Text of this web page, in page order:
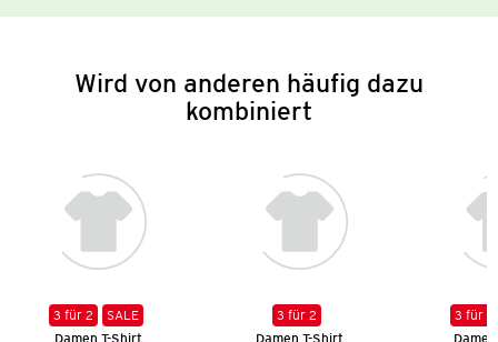
Wird von anderen häufig dazu
kombiniert
3 für 2
SALE
Damen T-Shirt
3 für 2
Damen T-Shirt
3 für 2